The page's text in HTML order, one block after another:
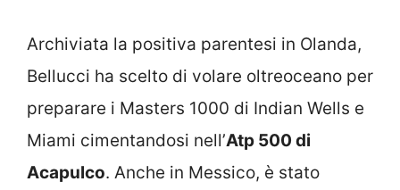
Archiviata la positiva parentesi in Olanda,
Bellucci ha scelto di volare oltreoceano per
preparare i Masters 1000 di Indian Wells e
Miami cimentandosi nell’Atp 500 di
Acapulco. Anche in Messico, è stato